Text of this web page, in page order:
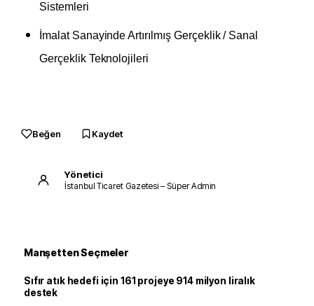
Sistemleri
İmalat Sanayinde Artırılmış Gerçeklik / Sanal
Gerçeklik Teknolojileri
Beğen Kaydet
Yönetici
İstanbul Ticaret Gazetesi – Süper Admin
Manşetten Seçmeler
Sıfır atık hedefi için 161 projeye 914 milyon liralık
destek